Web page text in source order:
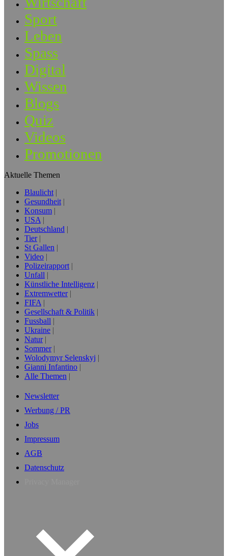
Sport
Leben
Spass
Digital
Wissen
Blogs
Quiz
Videos
Promotionen
Aktuelle Themen
Blaulicht
Gesundheit
Konsum
USA
Deutschland
Tier
St Gallen
Video
Polizeirapport
Unfall
Künstliche Intelligenz
Extremwetter
FIFA
Gesellschaft & Politik
Fussball
Ukraine
Natur
Sommer
Wolodymyr Selenskyj
Gianni Infantino
Alle Themen
Newsletter
Werbung / PR
Jobs
Impressum
AGB
Datenschutz